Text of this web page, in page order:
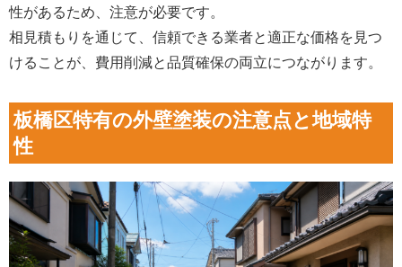
性があるため、注意が必要です。
相見積もりを通じて、信頼できる業者と適正な価格を見つ
けることが、費用削減と品質確保の両立につながります。
板橋区特有の外壁塗装の注意点と地域特
性